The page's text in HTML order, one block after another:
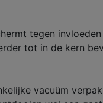
tegen
tot in de kern
vacuüm